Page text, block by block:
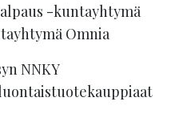
-kuntayhtymä
Omnia
NNKY